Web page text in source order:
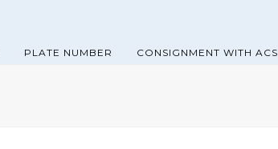
PLATE NUMBER CONSIGNMENT WITH ACS